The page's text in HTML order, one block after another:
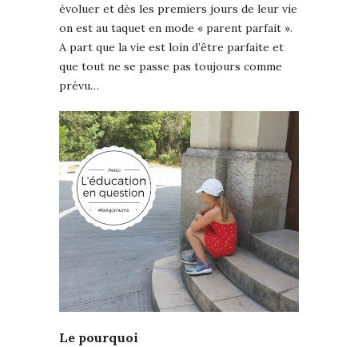
évoluer et dès les premiers jours de leur vie
on est au taquet en mode « parent parfait ».
A part que la vie est loin d’être parfaite et
que tout ne se passe pas toujours comme
prévu…
Le pourquoi